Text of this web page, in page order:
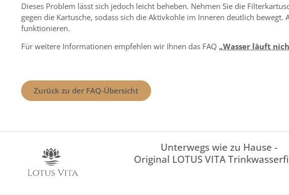
Dieses Problem lässt sich jedoch leicht beheben. Nehmen Sie die
gegen die Kartusche, sodass sich die Aktivkohle im Inneren deutlich
funktionieren.
Für weitere Informationen empfehlen wir Ihnen das FAQ „Wasser läuft
Zurück zu der FAQ-Übersicht
Unterwegs wie zu Hause -
Original LOTUS VITA